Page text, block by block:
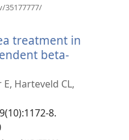
35177777/
treatment in
beta-
Harteveld CL,
8.